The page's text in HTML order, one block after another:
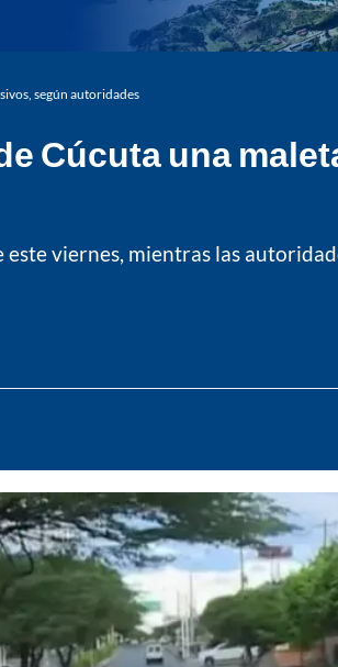
según autoridades
Cúcuta una
viernes, mientras las